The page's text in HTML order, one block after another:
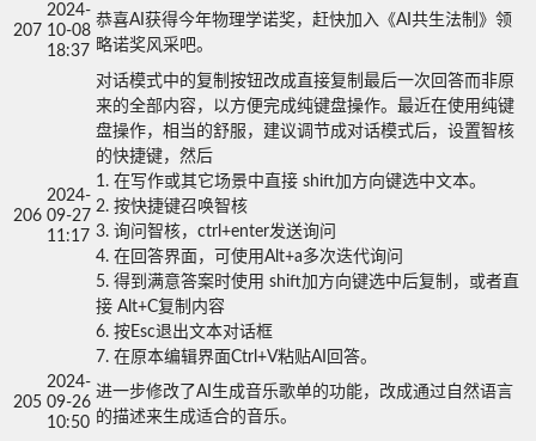
207
2024-
10-08
18:37
恭喜AI获得今年物理学诺奖，赶快加入《AI共生法制》领
略诺奖风采吧。
206
2024-
09-27
11:17
对话模式中的复制按钮改成直接复制最后一次回答而非原
来的全部内容，以方便完成纯键盘操作。最近在使用纯键
盘操作，相当的舒服，建议调节成对话模式后，设置智核
的快捷键，然后
1. 在写作或其它场景中直接 shift加方向键选中文本。
2. 按快捷键召唤智核
3. 询问智核，ctrl+enter发送询问
4. 在回答界面，可使用Alt+a多次迭代询问
5. 得到满意答案时使用 shift加方向键选中后复制，或者直
接 Alt+C复制内容
6. 按Esc退出文本对话框
7. 在原本编辑界面Ctrl+V粘贴AI回答。
205
2024-
09-26
10:50
进一步修改了AI生成音乐歌单的功能，改成通过自然语言
的描述来生成适合的音乐。